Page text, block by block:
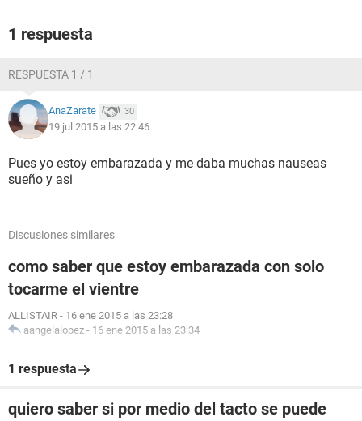
1 respuesta
RESPUESTA 1 / 1
AnaZarate 30
19 jul 2015 a las 22:46
Pues yo estoy embarazada y me daba muchas nauseas
sueño y asi
Discusiones similares
como saber que estoy embarazada con solo
tocarme el vientre
ALLISTAIR - 16 ene 2015 a las 23:28
aangelalopez - 16 ene 2015 a las 23:34
1 respuesta
quiero saber si por medio del tacto se puede